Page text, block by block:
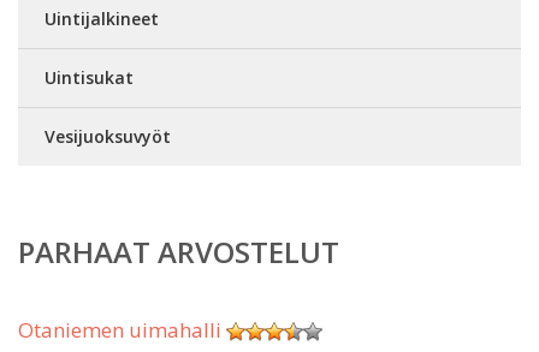
Uintijalkineet
Uintisukat
Vesijuoksuvyöt
PARHAAT ARVOSTELUT
Otaniemen uimahalli